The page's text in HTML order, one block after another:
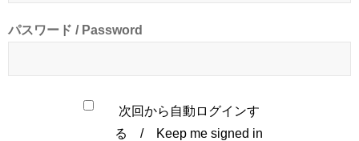
パスワード / Password
次回から自動ログインす
る / Keep me signed in